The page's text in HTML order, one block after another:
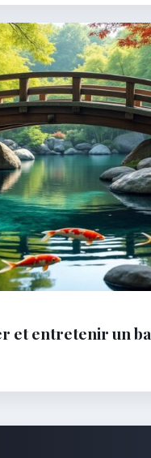
et entretenir un